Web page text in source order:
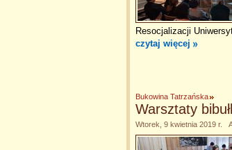
Resocjalizacji
czytaj więcej
Bukowina Tatrzańska
Warsztaty
Wtorek, 9 kwietnia 2019 r.